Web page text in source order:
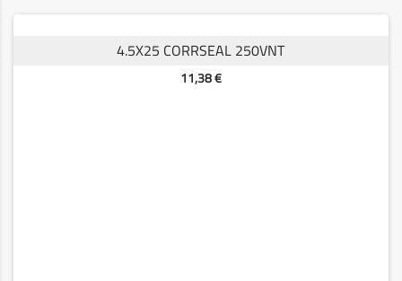
4.5X25 CORRSEAL 250VNT
Kaina
11,38 €